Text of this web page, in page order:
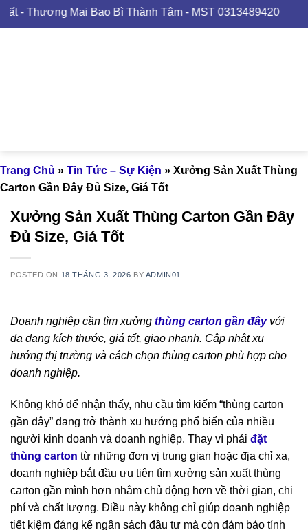
Skip
to
Mại Bao Bì Thành Tâm - MST 0313489420
Trang Chủ » Tin Tức – Sự Kiện » Xưởng Sản Xuất Thùng
Carton Gần Đây Đủ Size, Giá Tốt
Xưởng Sản Xuất Thùng Carton Gần Đây
Đủ Size, Giá Tốt
POSTED ON 18 THÁNG 3, 2026 BY ADMIN01
Doanh nghiệp cần tìm xưởng thùng carton gần đâyvới
đa dạng kích thước, giá tốt, giao nhanh. Cập nhật xu
hướng thị trường và cách chọn thùng carton phù hợp cho
doanh nghiệp.
Không khó để nhận thấy, nhu cầu tìm kiếm “thùng carton
gần đây” đang trở thành xu hướng phổ biến của nhiều
người kinh doanh và doanh nghiệp. Thay vì phải đặt
thùng carton từ những đơn vị trung gian hoặc địa chỉ xa,
doanh nghiệp bắt đầu ưu tiên tìm xưởng sản xuất thùng
carton gần mình hơn nhằm chủ động hơn về thời gian, chi
phí và chất lượng. Điều này không chỉ giúp doanh nghiệp
tiết kiệm đáng kể ngân sách đầu tư mà còn đảm bảo tính